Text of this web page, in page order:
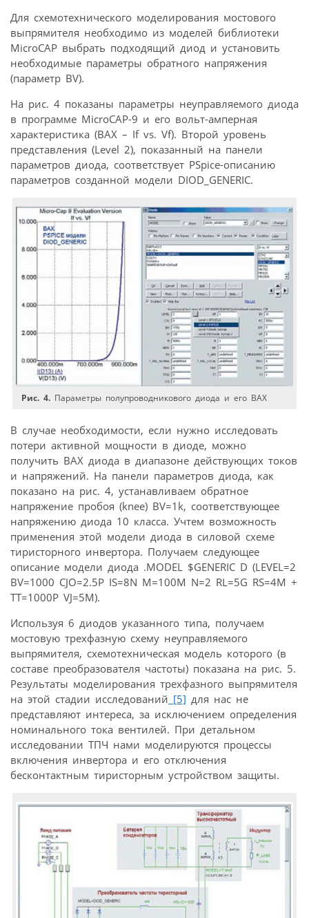
Для схемотехнического моделирования мостового
выпрямителя необходимо из моделей библиотеки
MicroCAP выбрать подходящий диод и установить
необходимые параметры обратного напряжения
(параметр BV).
На рис. 4 показаны параметры неуправляемого диода
в программе MicroCAP-9 и его вольт-амперная
характеристика (ВАХ – If vs. Vf). Второй уровень
представления (Level 2), показанный на панели
параметров диода, соответствует PSpice-описанию
параметров созданной модели DIOD_GENERIC.
Рис. 4. Параметры полупроводникового диода и его ВАХ
В случае необходимости, если нужно исследовать
потери активной мощности в диоде, можно
получить ВАХ диода в диапазоне действующих токов
и напряжений. На панели параметров диода, как
показано на рис. 4, устанавливаем обратное
напряжение пробоя (knee) BV=1k, соответствующее
напряжению диода 10 класса. Учтем возможность
применения этой модели диода в силовой схеме
тиристорного инвертора. Получаем следующее
описание модели диода .MODEL $GENERIC D (LEVEL=2
BV=1000 CJO=2.5P IS=8N M=100M N=2 RL=5G RS=4M +
TT=1000P VJ=5M).
Используя 6 диодов указанного типа, получаем
мостовую трехфазную схему неуправляемого
выпрямителя, схемотехническая модель которого (в
составе преобразователя частоты) показана на рис. 5.
Результаты моделирования трехфазного выпрямителя
на этой стадии исследований [5] для нас не
представляют интереса, за исключением определения
номинального тока вентилей. При детальном
исследовании ТПЧ нами моделируются процессы
включения инвертора и его отключения
бесконтактным тиристорным устройством защиты.